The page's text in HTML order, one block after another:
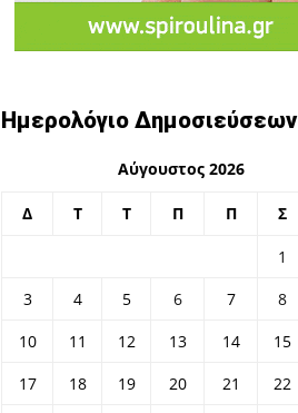
Ημερολόγιο Δημοσιεύσεων
Αύγουστος 2026
Δ Τ Τ Π Π Σ
1
3
4 5 6 7 8
10
11 12 13 14 15
17
18 19 20 21 22